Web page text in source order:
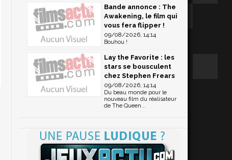
Bande annonce : The
Awakening, le film qui
vous fera flipper !
09/08/2026, 14:14
Bouhou !
Lay the Favorite : les
stars se bousculent
chez Stephen Frears
09/08/2026, 14:14
Du beau monde pour le
nouveau film du réalisateur
de The Queen...